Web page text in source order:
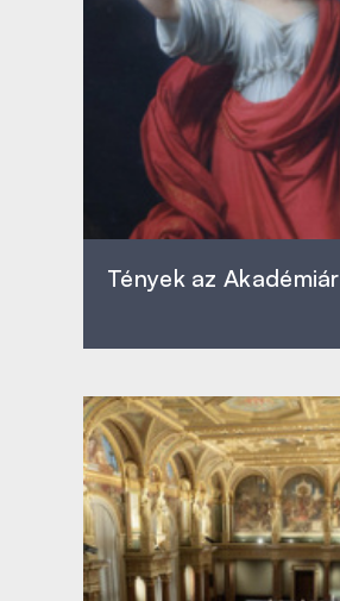
Tények az